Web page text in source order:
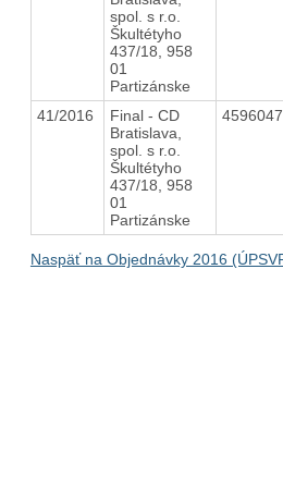
spol. s r.o.
Škultétyho
437/18, 958
01
Partizánske
41/2016
Final - CD
Bratislava,
spol. s r.o.
Škultétyho
437/18, 958
01
Partizánske
Naspäť na Objednávky 2016